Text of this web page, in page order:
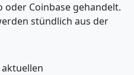
oder Coinbase gehandelt.
stündlich aus der